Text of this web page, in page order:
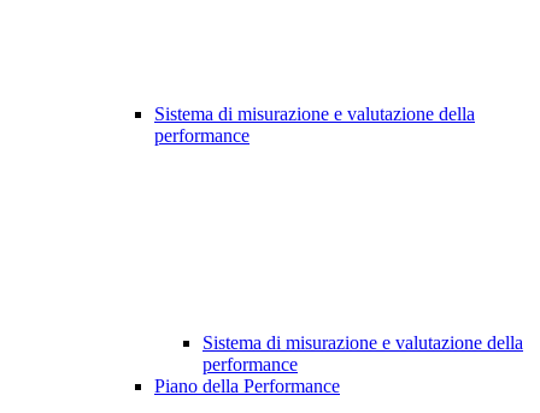
Sistema di misurazione e valutazione della
performance
Sistema di misurazione e valutazione della
performance
Piano della Performance